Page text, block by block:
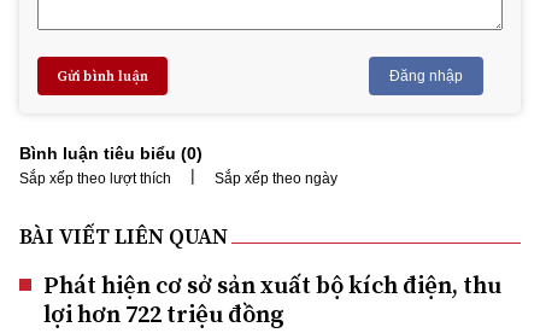
Gửi bình luận Đăng nhập
Bình luận tiêu biểu (0)
Sắp xếp theo lượt thích | Sắp xếp theo ngày
BÀI VIẾT LIÊN QUAN
Phát hiện cơ sở sản xuất bộ kích điện, thu
lợi hơn 722 triệu đồng